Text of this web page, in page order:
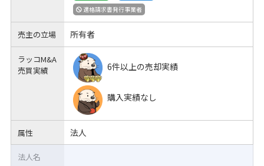
適格請求書発行事業者
売主の立場 所有者
ラッコM&A
売買実績
6件以上の売却実績
購入実績なし
属性 法人
法人名